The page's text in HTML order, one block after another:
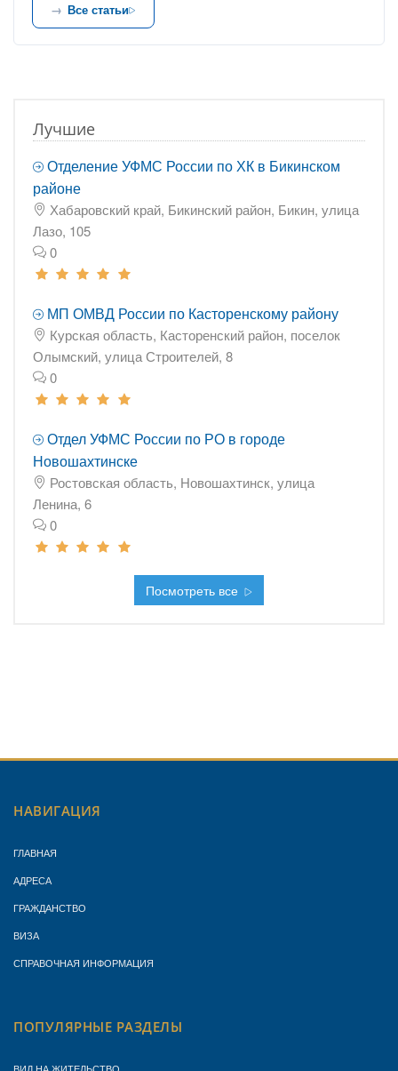
Все статьи
Лучшие
Отделение УФМС России по ХК в Бикинском
районе
Хабаровский край, Бикинский район, Бикин, улица
Лазо, 105
0
МП ОМВД России по Касторенскому району
Курская область, Касторенский район, поселок
Олымский, улица Строителей, 8
0
Отдел УФМС России по РО в городе
Новошахтинске
Ростовская область, Новошахтинск, улица
Ленина, 6
0
Посмотреть все
НАВИГАЦИЯ
ГЛАВНАЯ
АДРЕСА
ГРАЖДАНСТВО
ВИЗА
СПРАВОЧНАЯ ИНФОРМАЦИЯ
ПОПУЛЯРНЫЕ РАЗДЕЛЫ